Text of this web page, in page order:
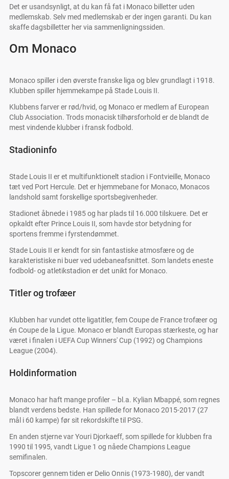
Det er usandsynligt, at du kan få fat i Monaco billetter uden
medlemskab. Selv med medlemskab er der ingen garanti. Du kan
skaffe dagsbilletter her via sammenligningssiden.
Om Monaco
Monaco spiller i den øverste franske liga og blev grundlagt i 1918.
Klubben spiller hjemmekampe på Stade Louis II.
Klubbens farver er rød/hvid, og Monaco er medlem af European
Club Association. Trods monacisk tilhørsforhold er de blandt de
mest vindende klubber i fransk fodbold.
Stadioninfo
Stade Louis II er et multifunktionelt stadion i Fontvieille, Monaco
tæt ved Port Hercule. Det er hjemmebane for Monaco, Monacos
landshold samt forskellige sportsbegivenheder.
Stadionet åbnede i 1985 og har plads til 16.000 tilskuere. Det er
opkaldt efter Prince Louis II, som havde stor betydning for
sportens fremme i fyrstendømmet.
Stade Louis II er kendt for sin fantastiske atmosfære og de
karakteristiske ni buer ved udebaneafsnittet. Som landets eneste
fodbold- og atletikstadion er det unikt for Monaco.
Titler og trofæer
Klubben har vundet otte ligatitler, fem Coupe de France trofæer og
én Coupe de la Ligue. Monaco er blandt Europas stærkeste, og har
været i finalen i UEFA Cup Winners' Cup (1992) og Champions
League (2004).
Holdinformation
Monaco har haft mange profiler – bl.a. Kylian Mbappé, som regnes
blandt verdens bedste. Han spillede for Monaco 2015-2017 (27
mål i 60 kampe) før sit rekordskifte til PSG.
En anden stjerne var Youri Djorkaeff, som spillede for klubben fra
1990 til 1995, vandt Ligue 1 og nåede Champions League
semifinalen.
Topscorer gennem tiden er Delio Onnis (1973-1980), der vandt